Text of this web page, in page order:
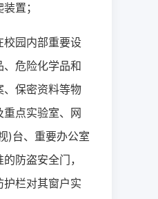
置；
园内部重要设
危险化学品和
、保密资料等物
点实验室、网
)台、重要办公室
防盗安全门，
护栏对其窗户实